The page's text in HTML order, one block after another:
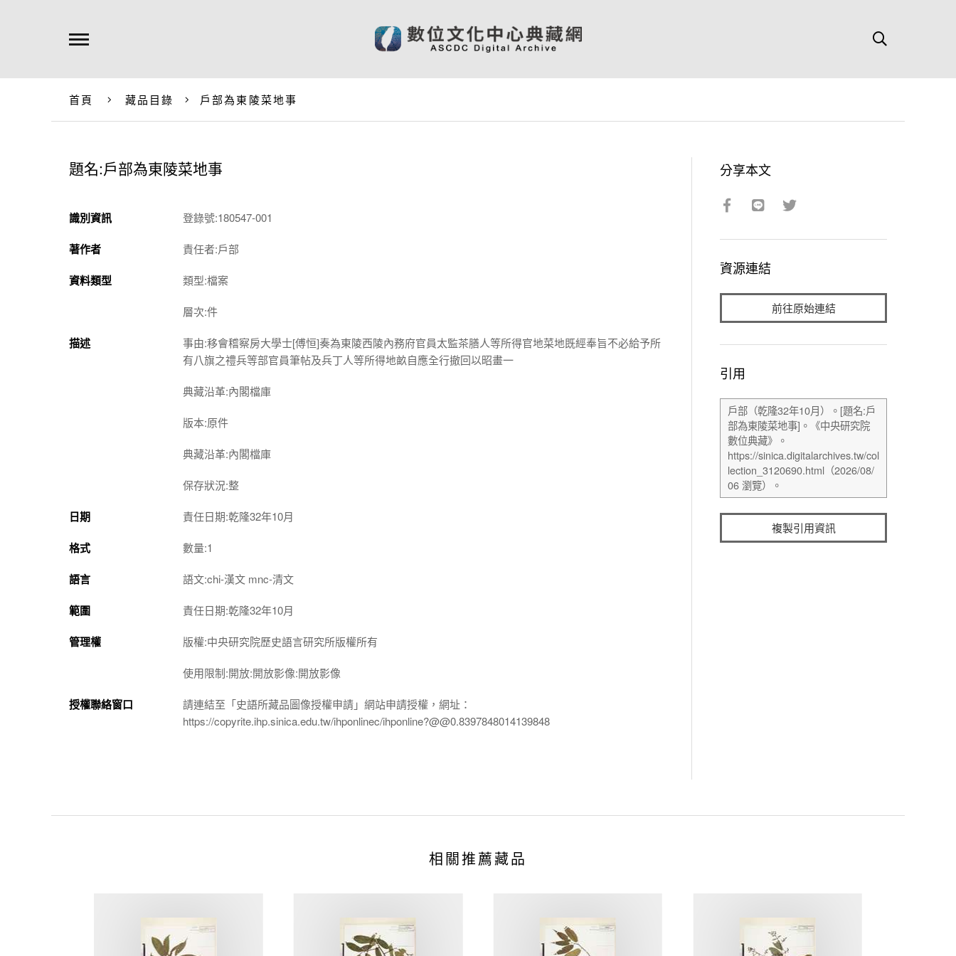
首頁 藏品目錄 戶部為東陵菜地事
題名:戶部為東陵菜地事
識別資訊 登錄號:180547-001
著作者 責任者:戶部
資料類型 類型:檔案
層次:件
描述
事由:移會稽察房大學士[傅恒]奏為東陵西陵內務府官員太監茶膳人等所得官地菜地既經奉旨不必給予所
有八旗之禮兵等部官員筆帖及兵丁人等所得地畝自應全行撤回以昭畫一
典藏沿革:內閣檔庫
版本:原件
典藏沿革:內閣檔庫
保存狀況:整
日期 責任日期:乾隆32年10月
格式 數量:1
語言 語文:chi-漢文 mnc-清文
範圍 責任日期:乾隆32年10月
管理權 版權:中央研究院歷史語言研究所版權所有
使用限制:開放:開放影像:開放影像
授權聯絡窗口
請連結至「史語所藏品圖像授權申請」網站申請授權，網址：
https://copyrite.ihp.sinica.edu.tw/ihponlinec/ihponline?@@0.8397848014139848
分享本文
資源連結
前往原始連結
引用
複製引用資訊
相關推薦藏品